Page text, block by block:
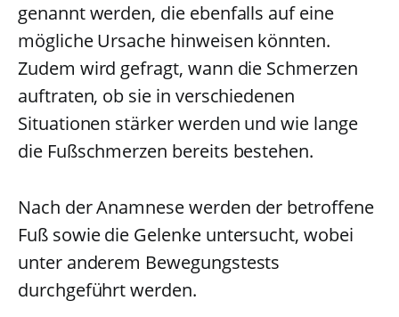
genannt werden, die ebenfalls auf eine
mögliche Ursache hinweisen könnten.
Zudem wird gefragt, wann die Schmerzen
auftraten, ob sie in verschiedenen
Situationen stärker werden und wie lange
die Fußschmerzen bereits bestehen.
Nach der Anamnese werden der betroffene
Fuß sowie die Gelenke untersucht, wobei
unter anderem Bewegungstests
durchgeführt werden.